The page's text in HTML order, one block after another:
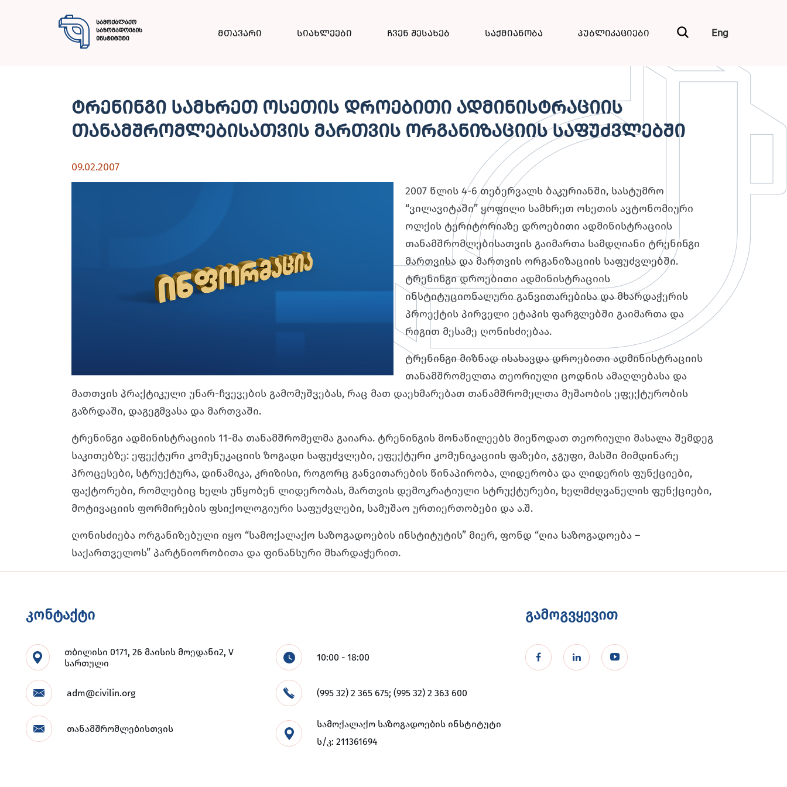
მთავარი სიახლეები ჩვენ შესახებ საქმიანობა პუბლიკაციები Eng
ტრენინგი სამხრეთ ოსეთის დროებითი ადმინისტრაციის
თანამშრომლებისათვის მართვის ორგანიზაციის საფუძვლებში
09.02.2007
2007 წლის 4-6 თებერვალს ბაკურიანში, სასტუმრო
“ვილავიტაში” ყოფილი სამხრეთ ოსეთის ავტონომიური
ოლქის ტერიტორიაზე დროებითი ადმინისტრაციის
თანამშრომლებისათვის გაიმართა სამდღიანი ტრენინგი
მართვისა და მართვის ორგანიზაციის საფუძვლებში.
ტრენინგი დროებითი ადმინისტრაციის
ინსტიტუციონალური განვითარებისა და მხარდაჭერის
პროექტის პირველი ეტაპის ფარგლებში გაიმართა და
რიგით მესამე ღონისძიებაა.
ტრენინგი მიზნად ისახავდა დროებითი ადმინისტრაციის
თანამშრომელთა თეორიული ცოდნის ამაღლებასა და
მათთვის პრაქტიკული უნარ-ჩვევების გამომუშვებას, რაც მათ დაეხმარებათ თანამშრომელთა მუშაობის ეფექტურობის
გაზრდაში, დაგეგმვასა და მართვაში.
ტრენინგი ადმინისტრაციის 11-მა თანამშრომელმა გაიარა. ტრენინგის მონაწილეებს მიეწოდათ თეორიული მასალა შემდეგ
საკითებზე: ეფექტური კომუნუკაციის ზოგადი საფუძვლები, ეფექტური კომუნიკაციის ფაზები, ჯგუფი, მასში მიმდინარე
პროცესები, სტრუქტურა, დინამიკა, კრიზისი, როგორც განვითარების წინაპირობა, ლიდერობა და ლიდერის ფუნქციები,
ფაქტორები, რომლებიც ხელს უწყობენ ლიდერობას, მართვის დემოკრატიული სტრუქტურები, ხელმძღვანელის ფუნქციები,
მოტივაციის ფორმირების ფსიქოლოგიური საფუძვლები, სამუშაო ურთიერთობები და ა.შ.
ღონისძიება ორგანიზებული იყო “სამოქალაქო საზოგადოების ინსტიტუტის” მიერ, ფონდ “ღია საზოგადოება –
საქართველოს” პარტნიორობითა და ფინანსური მხარდაჭერით.
კონტაქტი გამოგვყევით
თბილისი 0171, 26 მაისის მოედანი2, V
სართული
adm@civilin.org
თანამშრომლებისთვის
10:00 - 18:00
(995 32) 2 365 675; (995 32) 2 363 600
სამოქალაქო საზოგადოების ინსტიტუტი
ს/კ: 211361694